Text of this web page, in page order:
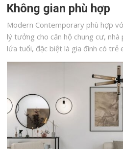
Không gian phù hợp
Modern Contemporary phù hợp
lý tưởng cho căn hộ chung cư, nhà
lứa tuổi, đặc biệt là gia đình có trẻ